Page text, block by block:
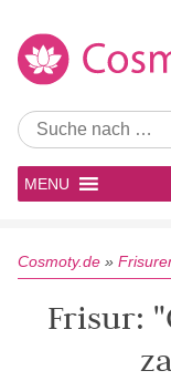
MENU
Cosmoty.de »
Frisur: